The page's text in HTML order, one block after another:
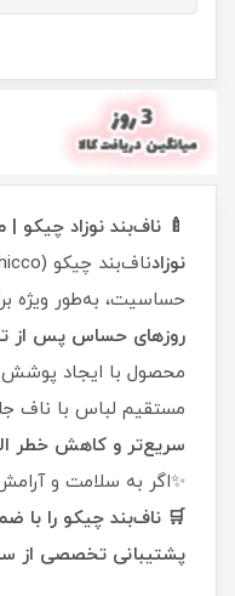
🍼 ناف‌بند نوزاد چیکو
نوزاد
حساسیت، به‌طور ویژه
روزهای حساس پس از
محصول با ایجاد پوشش
مستقیم لباس با ناف
سریع‌تر و کاهش خطر
✨اگر به سلامت و
🛒 ناف‌بند چیکو را با
پشتیبانی تخصصی از